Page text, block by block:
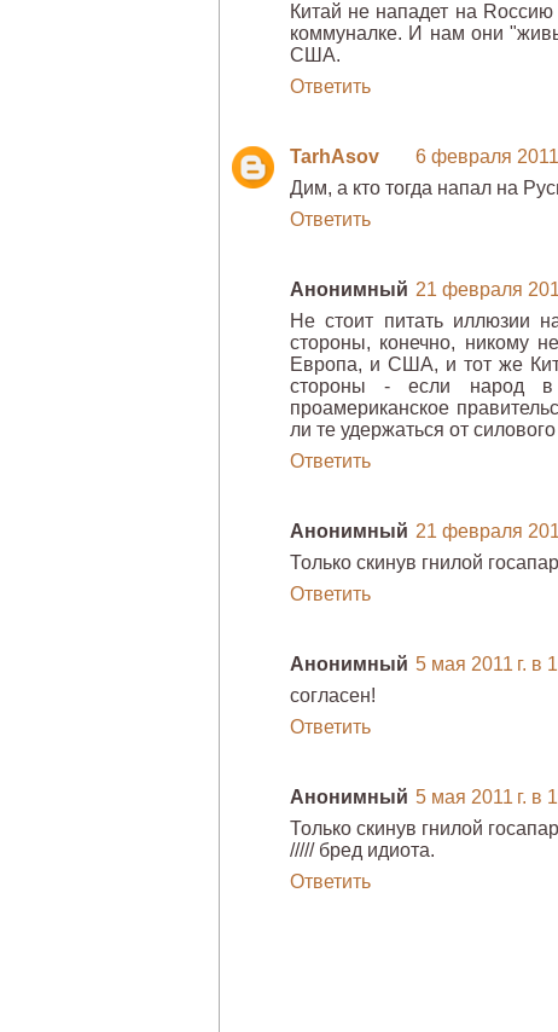
Китай не нападет на
коммуналке. И нам они
США.
Ответить
TarhAsov
6 февраля 2011
Дим, а кто тогда напал на
Ответить
Анонимный 21 февраля
Не стоит питать иллюзии
стороны, конечно, никому
Европа, и США, и тот же
стороны - если народ в
проамериканское
ли те удержаться от
Ответить
Анонимный 21 февраля
Только скинув гнилой
Ответить
Анонимный 5 мая 2011 г. в
согласен!
Ответить
Анонимный 5 мая 2011 г. в
Только скинув гнилой
///// бред идиота.
Ответить